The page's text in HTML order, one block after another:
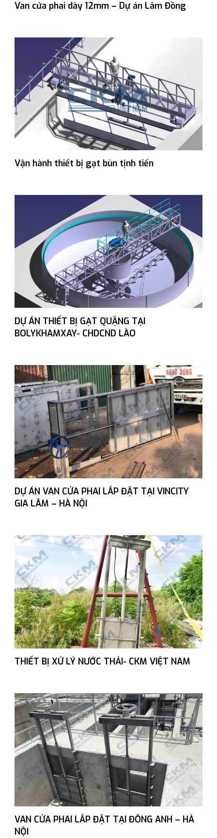
Van cửa phai dày 12mm – Dự án Lâm Đồng
Vận hành thiết bị gạt bùn tịnh tiến
DỰ ÁN THIẾT BỊ GẠT QUẶNG TẠI
BOLYKHAMXAY- CHDCND LÀO
DỰ ÁN VAN CỬA PHAI LẮP ĐẶT TẠI VINCITY
GIA LÂM – HÀ NỘI
THIẾT BỊ XỬ LÝ NƯỚC THẢI- CKM VIỆT NAM
VAN CỬA PHAI LẮP ĐẶT TẠI ĐÔNG ANH – HÀ
NỘI